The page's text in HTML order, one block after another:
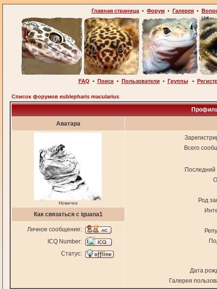
Главная страница • Форум • Галерея •
FAQ • Поиск• Пользователи • Группы•
Список форумов eublepharis macularius
Аватара
Новичок
Всего
Последний
Род
Дата
Галерея
Как связаться с iguana1
Личное сообщение:
ICQ Number:
Статус: